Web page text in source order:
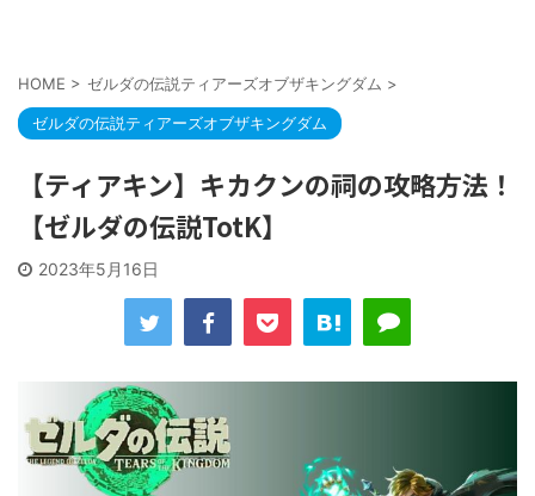
HOME > ゼルダの伝説ティアーズオブザキングダム >
ゼルダの伝説ティアーズオブザキングダム
【ティアキン】キカクンの祠の攻略方法！
【ゼルダの伝説TotK】
2023年5月16日